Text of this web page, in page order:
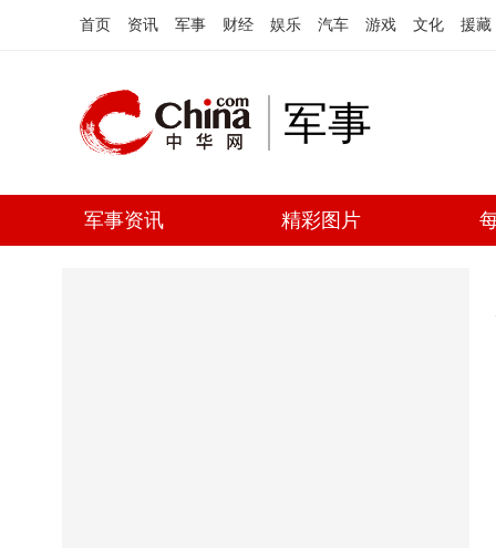
首页 资讯 军事 财经 娱乐 汽车 游戏 文化 援藏
军事
军事资讯 精彩图片